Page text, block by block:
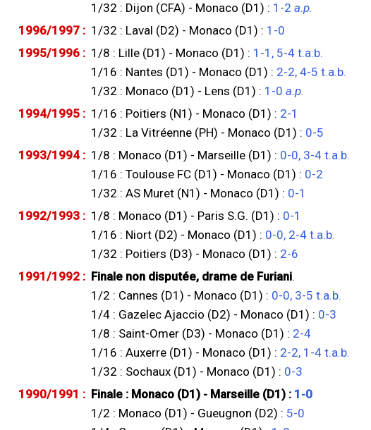
1/32 : Dijon (CFA) - Monaco (D1) : 1-2 a.p.
1996/1997 : 1/32 : Laval (D2) - Monaco (D1) : 1-0
1995/1996 : 1/8 : Lille (D1) - Monaco (D1) : 1-1, 5-4 t.a.b.
1/16 : Nantes (D1) - Monaco (D1) : 2-2, 4-5 t.a.b.
1/32 : Monaco (D1) - Lens (D1) : 1-0 a.p.
1994/1995 : 1/16 : Poitiers (N1) - Monaco (D1) : 2-1
1/32 : La Vitréenne (PH) - Monaco (D1) : 0-5
1993/1994 : 1/8 : Monaco (D1) - Marseille (D1) : 0-0, 3-4 t.a.b.
1/16 : Toulouse FC (D1) - Monaco (D1) : 0-2
1/32 : AS Muret (N1) - Monaco (D1) : 0-1
1992/1993 : 1/8 : Monaco (D1) - Paris S.G. (D1) : 0-1
1/16 : Niort (D2) - Monaco (D1) : 0-0, 2-4 t.a.b.
1/32 : Poitiers (D3) - Monaco (D1) : 2-6
1991/1992 : Finale non disputée, drame de Furiani.
1/2 : Cannes (D1) - Monaco (D1) : 0-0, 3-5 t.a.b.
1/4 : Gazelec Ajaccio (D2) - Monaco (D1) : 0-3
1/8 : Saint-Omer (D3) - Monaco (D1) : 2-4
1/16 : Auxerre (D1) - Monaco (D1) : 2-2, 1-4 t.a.b.
1/32 : Sochaux (D1) - Monaco (D1) : 0-3
1990/1991 : Finale : Monaco (D1) - Marseille (D1) : 1-0
1/2 : Monaco (D1) - Gueugnon (D2) : 5-0